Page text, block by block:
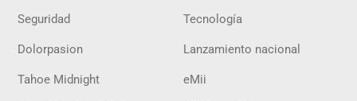
Seguridad Tecnología
Dolorpasion Lanzamiento nacional
Tahoe Midnight eMii